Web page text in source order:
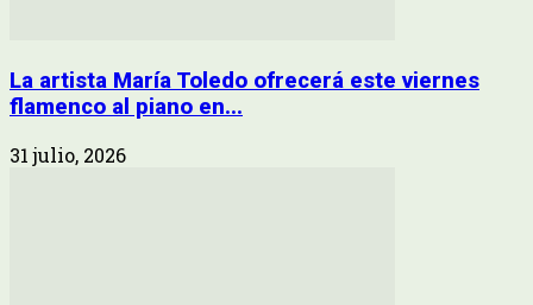
La artista María Toledo ofrecerá este viernes
flamenco al piano en...
31 julio, 2026